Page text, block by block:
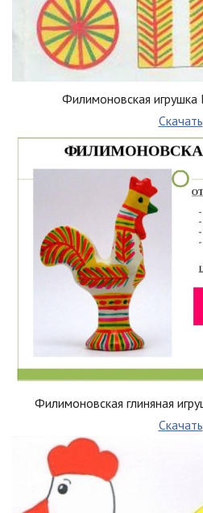
Филимоновская игрушка
Скачать
Филимоновская глиняная
Скачать